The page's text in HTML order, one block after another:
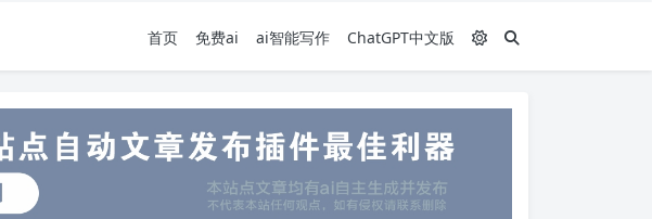
首页 免费ai ai智能写作 ChatGPT中文版